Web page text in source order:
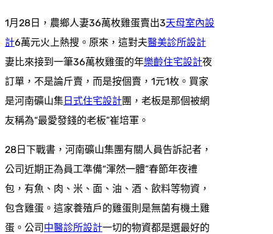
1月28日，農鄉人妻36萬枚雞蛋賣出3天母室內設
計6萬元火上熱搜。原來，這對夫醫美診所設計
妻比來接到一筆36萬枚雞蛋的年樂齡住宅設計夜
訂單，不是論斤賣，而是按個賣，1元1枚。買家
是河南礦山集 日式住宅設計團，老板是那個被網
友稱為“最愛發錢的老板”崔培軍。
28日下戰書，河南礦山集團有關人員告訴記者，
公司近期正為員工準備“渾然一體”春節年夜禮
包，有魚、肉、米、面、油、酒、飲料等物資，
包含雞蛋。這家養殖戶的雞蛋則是無菌有機土雞
蛋。公司 中醫診所設計一切的物資都是選最好的